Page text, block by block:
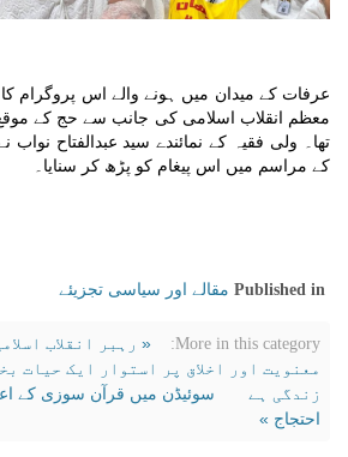
عرفات کے میدان میں ہونے والے اس
معظم انقلاب اسلامی کی جانب سے حج کے موقع
تھا۔ ولی فقیہ کے نمائندے سید عبدالفتاح
کے مراسم میں اس پیغام کو پڑھ کر سنایا۔
Published in مقالے اور سیاسی تجزیئے
More in this category:
« رہبر انقلاب
معنویت اور اخلاق پر استوار ایک حیات
زندگی ہے
سوئیڈن میں قرآن سوزی کے
احتجاج »